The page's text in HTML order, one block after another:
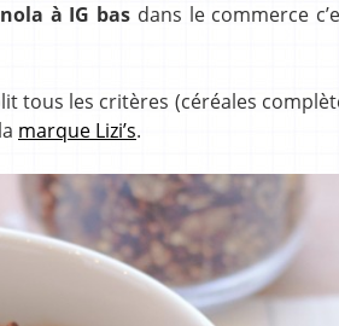
à IG bas dans le commerce
tous les critères (céréales
marque Lizi’s.